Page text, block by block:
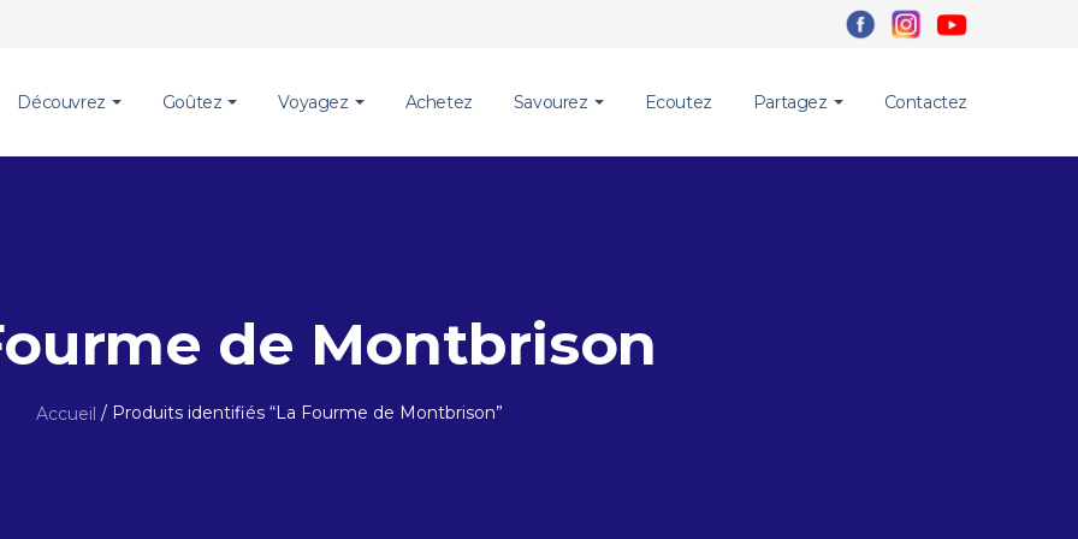
Découvrez Goûtez Voyagez Achetez Savourez Ecoutez Partagez Contactez
de Montbrison
Accueil / Produits identifiés “La Fourme de Montbrison”